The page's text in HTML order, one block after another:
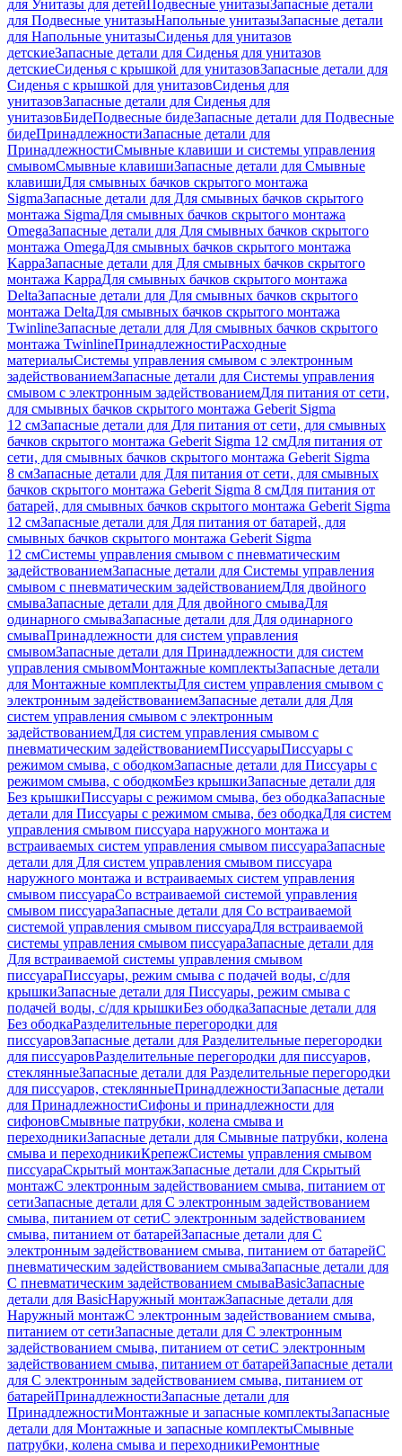
для Унитазы для детейПодвесные унитазыЗапасные детали
для Подвесные унитазыНапольные унитазыЗапасные детали
для Напольные унитазыСиденья для унитазов
детскиеЗапасные детали для Сиденья для унитазов
детскиеСиденья с крышкой для унитазовЗапасные детали для
Сиденья с крышкой для унитазовСиденья для
унитазовЗапасные детали для Сиденья для
унитазовБидеПодвесные бидеЗапасные детали для Подвесные
бидеПринадлежностиЗапасные детали для
ПринадлежностиСмывные клавиши и системы управления
смывомСмывные клавишиЗапасные детали для Смывные
клавишиДля смывных бачков скрытого монтажа
SigmaЗапасные детали для Для смывных бачков скрытого
монтажа SigmaДля смывных бачков скрытого монтажа
OmegaЗапасные детали для Для смывных бачков скрытого
монтажа OmegaДля смывных бачков скрытого монтажа
KappaЗапасные детали для Для смывных бачков скрытого
монтажа KappaДля смывных бачков скрытого монтажа
DeltaЗапасные детали для Для смывных бачков скрытого
монтажа DeltaДля смывных бачков скрытого монтажа
TwinlineЗапасные детали для Для смывных бачков скрытого
монтажа TwinlineПринадлежностиРасходные
материалыСистемы управления смывом с электронным
задействованиемЗапасные детали для Системы управления
смывом с электронным задействованиемДля питания от сети,
для смывных бачков скрытого монтажа Geberit Sigma
12 смЗапасные детали для Для питания от сети, для смывных
бачков скрытого монтажа Geberit Sigma 12 смДля питания от
сети, для смывных бачков скрытого монтажа Geberit Sigma
8 смЗапасные детали для Для питания от сети, для смывных
бачков скрытого монтажа Geberit Sigma 8 смДля питания от
батарей, для смывных бачков скрытого монтажа Geberit Sigma
12 смЗапасные детали для Для питания от батарей, для
смывных бачков скрытого монтажа Geberit Sigma
12 смСистемы управления смывом с пневматическим
задействованиемЗапасные детали для Системы управления
смывом с пневматическим задействованиемДля двойного
смываЗапасные детали для Для двойного смываДля
одинарного смываЗапасные детали для Для одинарного
смываПринадлежности для систем управления
смывомЗапасные детали для Принадлежности для систем
управления смывомМонтажные комплектыЗапасные детали
для Монтажные комплектыДля систем управления смывом с
электронным задействованиемЗапасные детали для Для
систем управления смывом с электронным
задействованиемДля систем управления смывом с
пневматическим задействованиемПиссуарыПиссуары с
режимом смыва, с ободкомЗапасные детали для Писсуары с
режимом смыва, с ободкомБез крышкиЗапасные детали для
Без крышкиПиссуары с режимом смыва, без ободкаЗапасные
детали для Писсуары с режимом смыва, без ободкаДля систем
управления смывом писсуара наружного монтажа и
встраиваемых систем управления смывом писсуараЗапасные
детали для Для систем управления смывом писсуара
наружного монтажа и встраиваемых систем управления
смывом писсуараСо встраиваемой системой управления
смывом писсуараЗапасные детали для Со встраиваемой
системой управления смывом писсуараДля встраиваемой
системы управления смывом писсуараЗапасные детали для
Для встраиваемой системы управления смывом
писсуараПиссуары, режим смыва с подачей воды, с/для
крышкиЗапасные детали для Писсуары, режим смыва с
подачей воды, с/для крышкиБез ободкаЗапасные детали для
Без ободкаРазделительные перегородки для
писсуаровЗапасные детали для Разделительные перегородки
для писсуаровРазделительные перегородки для писсуаров,
стеклянныеЗапасные детали для Разделительные перегородки
для писсуаров, стеклянныеПринадлежностиЗапасные детали
для ПринадлежностиСифоны и принадлежности для
сифоновСмывные патрубки, колена смыва и
переходникиЗапасные детали для Смывные патрубки, колена
смыва и переходникиКрепежСистемы управления смывом
писсуараСкрытый монтажЗапасные детали для Скрытый
монтажС электронным задействованием смыва, питанием от
сетиЗапасные детали для С электронным задействованием
смыва, питанием от сетиС электронным задействованием
смыва, питанием от батарейЗапасные детали для С
электронным задействованием смыва, питанием от батарейС
пневматическим задействованием смываЗапасные детали для
С пневматическим задействованием смываBasicЗапасные
детали для BasicНаружный монтажЗапасные детали для
Наружный монтажС электронным задействованием смыва,
питанием от сетиЗапасные детали для С электронным
задействованием смыва, питанием от сетиС электронным
задействованием смыва, питанием от батарейЗапасные детали
для С электронным задействованием смыва, питанием от
батарейПринадлежностиЗапасные детали для
ПринадлежностиМонтажные и запасные комплектыЗапасные
детали для Монтажные и запасные комплектыСмывные
патрубки, колена смыва и переходникиРемонтные